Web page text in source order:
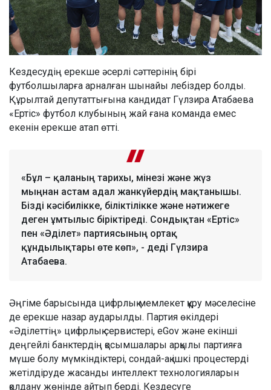
Кездесудің ерекше әсерлі сәттерінің бірі
футболшыларға арналған шынайы лебіздер болды.
Құрылтай депутаттығына кандидат Гүлзира Атабаева
«Ертіс» футбол клубының жай ғана команда емес
екенін ерекше атап өтті.
«Бұл – қаланың тарихы, мінезі және жүз
мыңнан астам адал жанкүйердің мақтанышы.
Бізді кәсібилікке, біліктілікке және нәтижеге
деген ұмтылыс біріктіреді. Сондықтан «Ертіс»
пен «Әділет» партиясының ортақ
құндылықтары өте көп», - деді Гүлзира
Атабаева.
Әңгіме барысында цифрлық мемлекет құру мәселесіне
де ерекше назар аударылды. Партия өкілдері
«Әділеттің» цифрлық сервистері, eGov және екінші
деңгейлі банктердің қосымшалары арқылы партияға
мүше болу мүмкіндіктері, сондай-ақ ішкі процестерді
жетілдіруде жасанды интеллект технологияларын
қолдану жөнінде айтып берді. Кездесуге